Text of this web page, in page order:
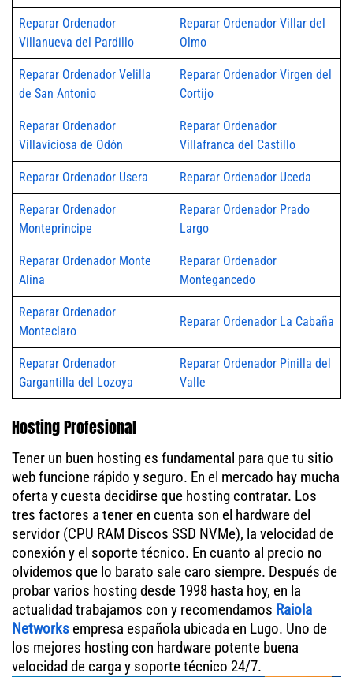
Reparar Ordenador
Villanueva del Pardillo
Reparar Ordenador Villar del
Olmo
Reparar Ordenador Velilla
de San Antonio
Reparar Ordenador Virgen del
Cortijo
Reparar Ordenador
Villaviciosa de Odón
Reparar Ordenador
Villafranca del Castillo
Reparar Ordenador Usera Reparar Ordenador Uceda
Reparar Ordenador
Monteprincipe
Reparar Ordenador Prado
Largo
Reparar Ordenador Monte
Alina
Reparar Ordenador
Montegancedo
Reparar Ordenador
Monteclaro
Reparar Ordenador La Cabaña
Reparar Ordenador
Gargantilla del Lozoya
Reparar Ordenador Pinilla del
Valle
Hosting Profesional
Tener un buen hosting es fundamental para que tu sitio
web funcione rápido y seguro. En el mercado hay mucha
oferta y cuesta decidirse que hosting contratar. Los
tres factores a tener en cuenta son el hardware del
servidor (CPU RAM Discos SSD NVMe), la velocidad de
conexión y el soporte técnico. En cuanto al precio no
olvidemos que lo barato sale caro siempre. Después de
probar varios hosting desde 1998 hasta hoy, en la
actualidad trabajamos con y recomendamos Raiola
Networks empresa española ubicada en Lugo. Uno de
los mejores hosting con hardware potente buena
velocidad de carga y soporte técnico 24/7.